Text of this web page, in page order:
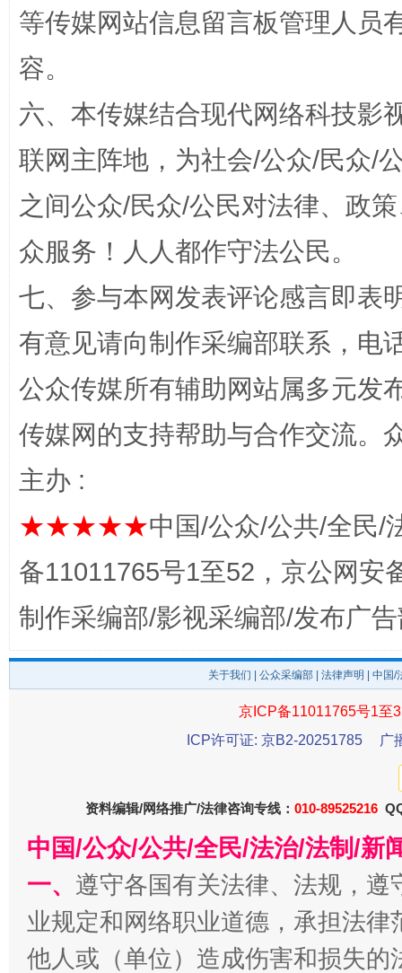
招工难、用工荒背后
谢
在谋一域中谋全局
等传媒网站信息留言板管理人员
容。
六、本传媒结合现代网络科技影
联网主阵地，为社会/公众/民众/
之间公众/民众/公民对法律、政
众服务！人人都作守法公民。
七、参与本网发表评论感言即表
有意见请向制作采编部联系，电
公众传媒所有辅助网站属多元发
传媒网的支持帮助与合作交流。
主办 :
★★★★★中国/公众/公共/全民/
备11011765号1至52，京公网安
制作采编部/影视采编部/发布广
关于我们 公众采编部 法律声明 | 中国
京ICP备11011765号1至
ICP许可证: 京B2-20251785
广
资料编辑/网络推广/法律咨询专线： 010-89525216
中国/公众/公共/全民/法治/法制/新
一、 遵守各国有关法律、法规，
业规定和网络职业道德，承担法
他人或（单位）造成伤害和损失